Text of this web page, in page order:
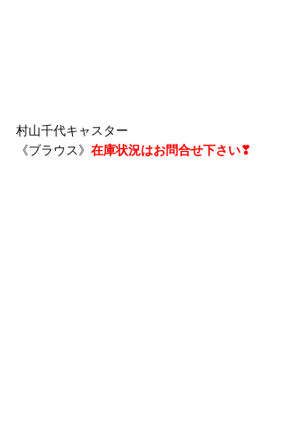
村山千代キャスター
《ブラウス》 在庫状況はお問合せ下さい❣